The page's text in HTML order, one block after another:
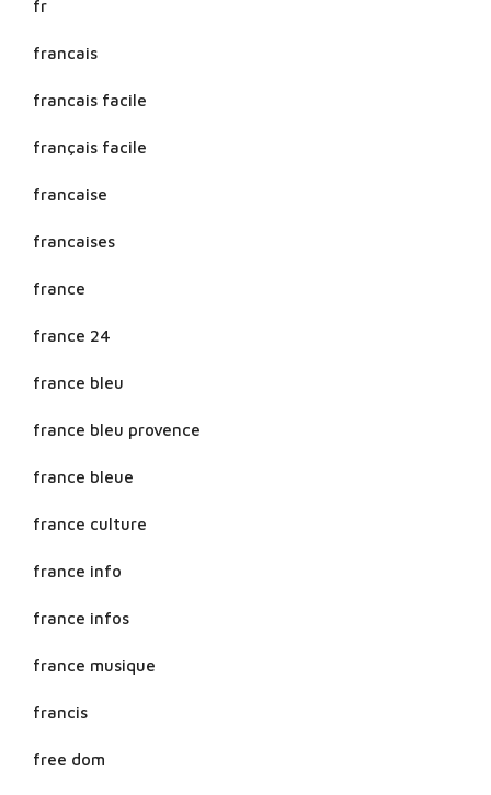
fr
francais
francais facile
français facile
francaise
francaises
france
france 24
france bleu
france bleu provence
france bleue
france culture
france info
france infos
france musique
francis
free dom